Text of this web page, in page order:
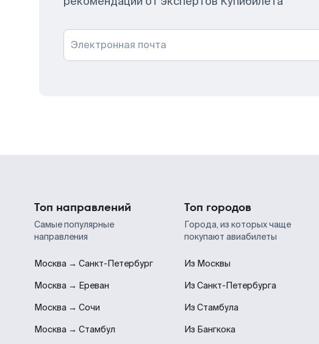
Электронная почта
Топ направлений
Самые популярные
направления
Москва → Санкт-Петербург
Москва → Ереван
Москва → Сочи
Москва → Стамбул
Топ городов
Города, из которых чаще
покупают авиабилеты
Из Москвы
Из Санкт-Петербурга
Из Стамбула
Из Бангкока